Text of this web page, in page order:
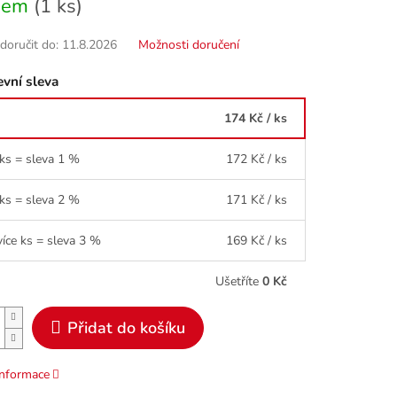
(1 ks)
do: 11.8.2026 Možnosti doručení
sleva
174 Kč / ks
= sleva 1 % 172 Kč / ks
= sleva 2 % 171 Kč / ks
ks = sleva 3 % 169 Kč / ks
Ušetříte 0 Kč
Přidat do košíku